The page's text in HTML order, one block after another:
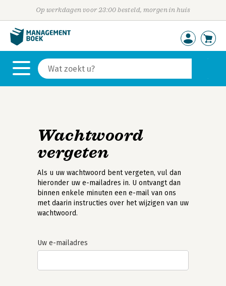
Op werkdagen voor 23:00 besteld, morgen in huis
Wachtwoord
vergeten
Als u uw wachtwoord bent vergeten, vul dan
hieronder uw e-mailadres in. U ontvangt dan
binnen enkele minuten een e-mail van ons
met daarin instructies over het wijzigen van uw
wachtwoord.
Uw e-mailadres